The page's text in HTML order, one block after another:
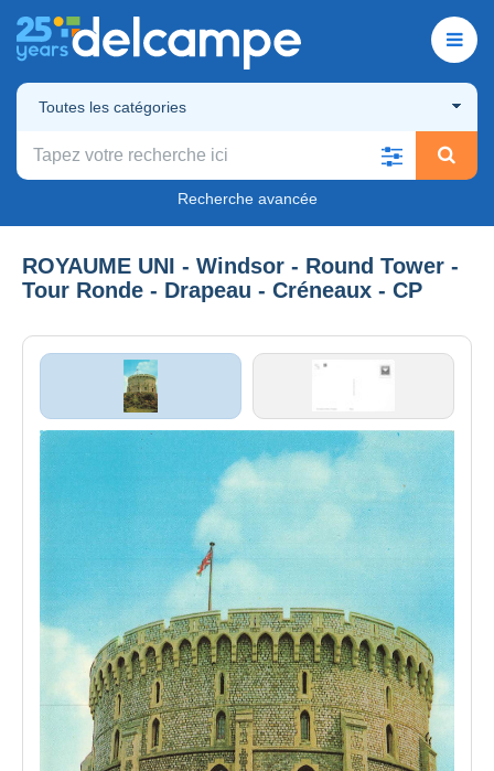
Toutes les catégories
Recherche avancée
ROYAUME UNI - Windsor - Round Tower -
Tour Ronde - Drapeau - Créneaux - CP